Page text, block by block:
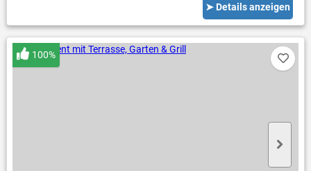
➤ Details anzeigen
100%